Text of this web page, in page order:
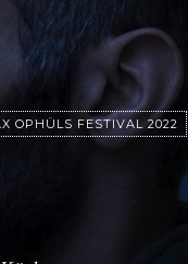
OPHÜLS FESTIVAL 2022